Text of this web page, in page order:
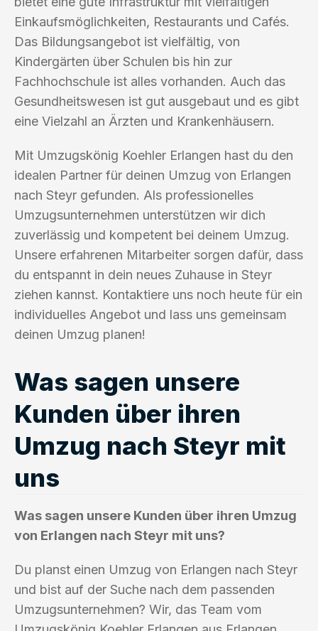
Einkaufsmöglichkeiten, Restaurants und Cafés.
Das Bildungsangebot ist vielfältig, von
Kindergärten über Schulen bis hin zur
Fachhochschule ist alles vorhanden. Auch das
Gesundheitswesen ist gut ausgebaut und es gibt
eine Vielzahl an Ärzten und Krankenhäusern.
Mit Umzugskönig Koehler Erlangen hast du den
idealen Partner für deinen Umzug von Erlangen
nach Steyr gefunden. Als professionelles
Umzugsunternehmen unterstützen wir dich
zuverlässig und kompetent bei deinem Umzug.
Unsere erfahrenen Mitarbeiter sorgen dafür, dass
du entspannt in dein neues Zuhause in Steyr
ziehen kannst. Kontaktiere uns noch heute für ein
individuelles Angebot und lass uns gemeinsam
deinen Umzug planen!
Was sagen unsere
Kunden über ihren
Umzug nach Steyr mit
uns
Was sagen unsere Kunden über ihren Umzug
von Erlangen nach Steyr mit uns?
Du planst einen Umzug von Erlangen nach Steyr
und bist auf der Suche nach dem passenden
Umzugsunternehmen? Wir, das Team vom